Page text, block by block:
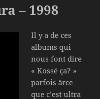
– 1998
Il y a de ces
albums qui
nous font dire
« Kossé ça? »
parfois ârce
que c’est ultra